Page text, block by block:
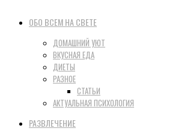
ОБО ВСЕМ НА СВЕТЕ
ДОМАШНИЙ УЮТ
ВКУСНАЯ ЕДА
ДИЕТЫ
РАЗНОЕ
СТАТЬИ
АКТУАЛЬНАЯ ПСИХОЛОГИЯ
РАЗВЛЕЧЕНИЕ